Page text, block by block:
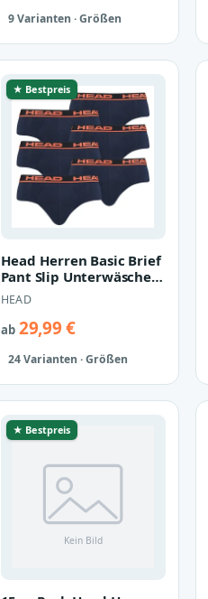
9 Varianten · Größen
★ Bestpreis
Head Herren Basic Brief
Pant Slip Unterwäsche
Unterhose 6 er Pack
HEAD
ab29,99 €
24 Varianten · Größen
★ Bestpreis